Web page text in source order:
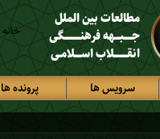
مطالعات بین الملل
جـــــبـــهه فرهنــــــــــگی
انقــــــــلاب اســــلامـی
خانه
سرویس ها پرونده ها